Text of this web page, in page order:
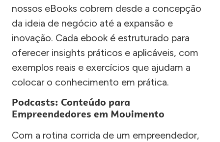
nossos eBooks cobrem desde a concepção
da ideia de negócio até a expansão e
inovação. Cada ebook é estruturado para
oferecer insights práticos e aplicáveis, com
exemplos reais e exercícios que ajudam a
colocar o conhecimento em prática.
Podcasts: Conteúdo para
Empreendedores em Movimento
Com a rotina corrida de um empreendedor,